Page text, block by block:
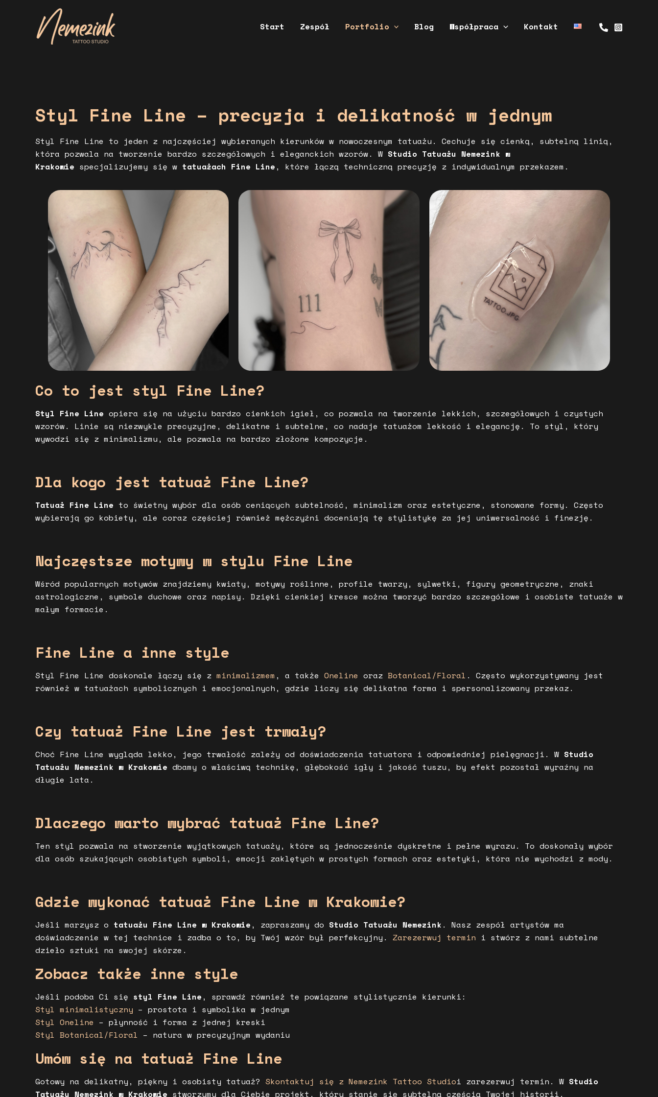
Start Zespół Portfolio Blog Współpraca Kontakt
Styl Fine Line – precyzja i delikatność w jednym
Styl Fine Line to jeden z najczęściej wybieranych kierunków w nowoczesnym tatuażu. Cechuje się cienką, subtelną linią,
która pozwala na tworzenie bardzo szczegółowych i eleganckich wzorów. W Studio Tatuażu Nemezink w
Krakowie specjalizujemy się w tatuażach Fine Line , które łączą techniczną precyzję z indywidualnym przekazem.
Co to jest styl Fine Line?
Styl Fine Line opiera się na użyciu bardzo cienkich igieł, co pozwala na tworzenie lekkich, szczegółowych i czystych
wzorów. Linie są niezwykle precyzyjne, delikatne i subtelne, co nadaje tatuażom lekkość i elegancję. To styl, który
wywodzi się z minimalizmu, ale pozwala na bardzo złożone kompozycje.
Dla kogo jest tatuaż Fine Line?
Tatuaż Fine Line to świetny wybór dla osób ceniących subtelność, minimalizm oraz estetyczne, stonowane formy. Często
wybierają go kobiety, ale coraz częściej również mężczyźni doceniają tę stylistykę za jej uniwersalność i finezję.
Najczęstsze motywy w stylu Fine Line
Wśród popularnych motywów znajdziemy kwiaty, motywy roślinne, profile twarzy, sylwetki, figury geometryczne, znaki
astrologiczne, symbole duchowe oraz napisy. Dzięki cienkiej kresce można tworzyć bardzo szczegółowe i osobiste tatuaże w
małym formacie.
Fine Line a inne style
Styl Fine Line doskonale łączy się z minimalizmem , a także Oneline oraz Botanical/Floral . Często wykorzystywany jest
również w tatuażach symbolicznych i emocjonalnych, gdzie liczy się delikatna forma i spersonalizowany przekaz.
Czy tatuaż Fine Line jest trwały?
Choć Fine Line wygląda lekko, jego trwałość zależy od doświadczenia tatuatora i odpowiedniej pielęgnacji. W Studio
Tatuażu Nemezink w Krakowie dbamy o właściwą technikę, głębokość igły i jakość tuszu, by efekt pozostał wyraźny na
długie lata.
Dlaczego warto wybrać tatuaż Fine Line?
Ten styl pozwala na stworzenie wyjątkowych tatuaży, które są jednocześnie dyskretne i pełne wyrazu. To doskonały wybór
dla osób szukających osobistych symboli, emocji zaklętych w prostych formach oraz estetyki, która nie wychodzi z mody.
Gdzie wykonać tatuaż Fine Line w Krakowie?
Jeśli marzysz o tatuażu Fine Line w Krakowie , zapraszamy do Studio Tatuażu Nemezink . Nasz zespół artystów ma
doświadczenie w tej technice i zadba o to, by Twój wzór był perfekcyjny. Zarezerwuj termin i stwórz z nami subtelne
dzieło sztuki na swojej skórze.
Zobacz także inne style
Jeśli podoba Ci się styl Fine Line , sprawdź również te powiązane stylistycznie kierunki:
Styl minimalistyczny – prostota i symbolika w jednym
Styl Oneline – płynność i forma z jednej kreski
Styl Botanical/Floral – natura w precyzyjnym wydaniu
Umów się na tatuaż Fine Line
Gotowy na delikatny, piękny i osobisty tatuaż? Skontaktuj się z Nemezink Tattoo Studioi zarezerwuj termin. W Studio
Tatuażu Nemezink w Krakowie stworzymy dla Ciebie projekt, który stanie się subtelną częścią Twojej historii.